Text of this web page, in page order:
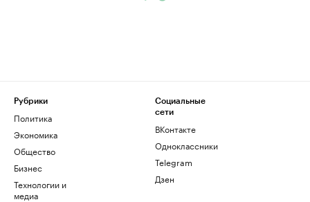
Рубрики
Политика
Экономика
Общество
Бизнес
Технологии и
медиа
Социальные
сети
ВКонтакте
Одноклассники
Telegram
Дзен